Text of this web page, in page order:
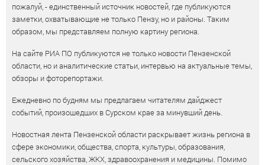
пожалуй, - единственный источник новостей, где публикуются
заметки, охватывающие не только Пензу, но и районы. Таким
образом, мы представляем полную картину региона.
На сайте РИА ПО публикуются не только новости Пензенской
области, но и аналитические статьи, интервью на актуальные темы,
обзоры и фоторепортажи.
Ежедневно по будням мы предлагаем читателям дайджест
событий, произошедших в Сурском крае за минувший день.
Новостная лента Пензенской области раскрывает жизнь региона в
сфере экономики, общества, спорта, культуры, образования,
сельского хозяйства, ЖКХ, здравоохранения и медицины. Помимо